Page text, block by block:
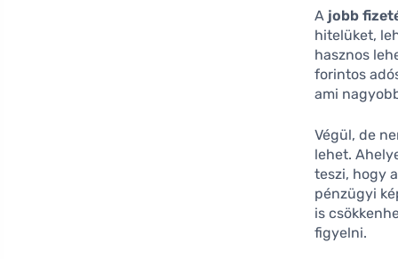
A jobb
hitelüket,
hasznos
forintos
ami
Végül, de
lehet.
teszi, hogy
pénzügyi
is
figyelni.